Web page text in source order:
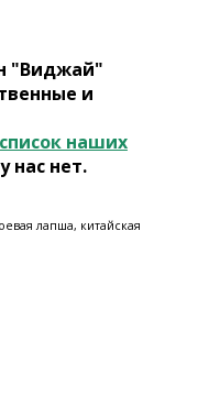
"Виджай"
и
список наших
нас нет.
лапша, китайская